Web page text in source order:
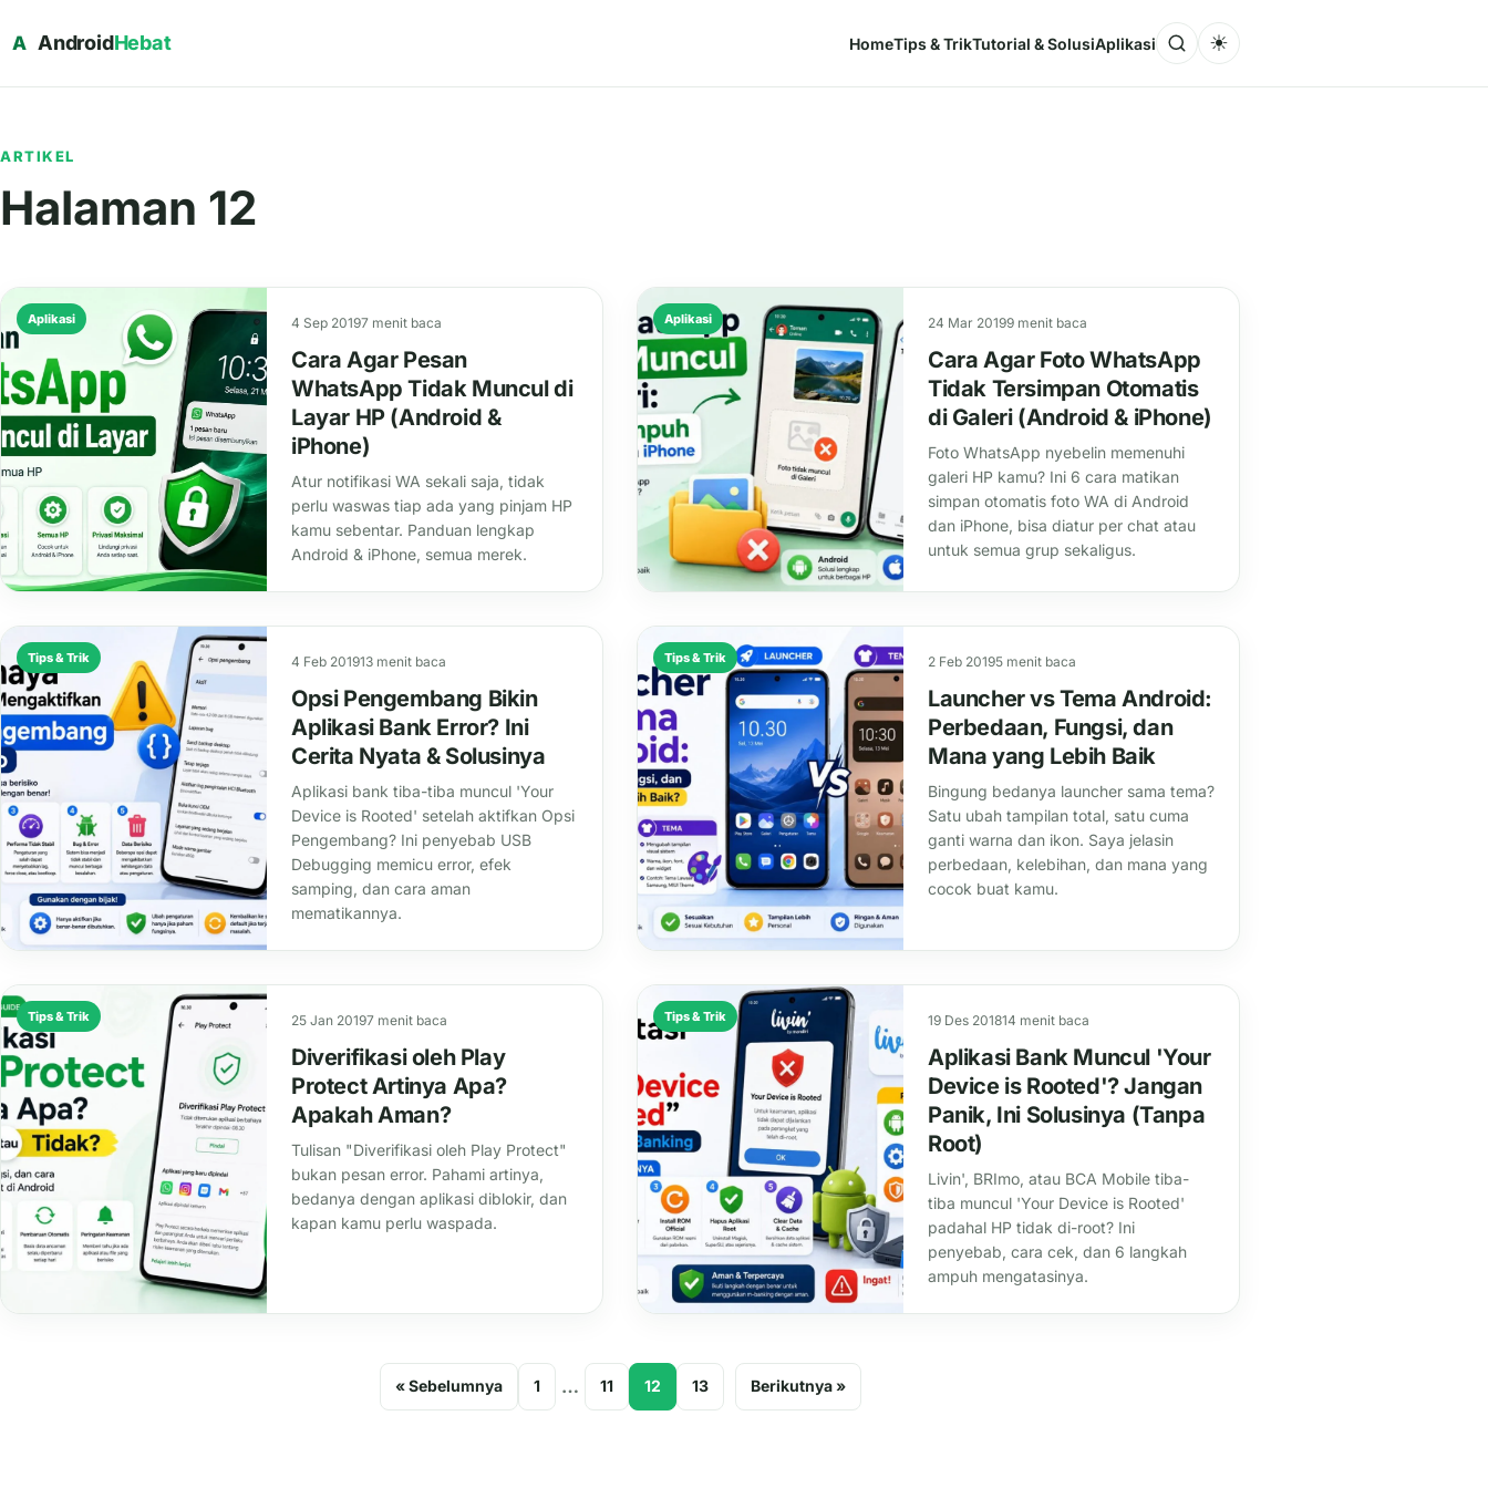
A AndroidHebat HomeTips & TrikTutorial & SolusiAplikasi ☀
ARTIKEL
Halaman 12
Aplikasi 4 Sep 20197 menit baca
Cara Agar Pesan
WhatsApp Tidak Muncul di
Layar HP (Android &
iPhone)
Atur notifikasi WA sekali saja, tidak
perlu waswas tiap ada yang pinjam HP
kamu sebentar. Panduan lengkap
Android & iPhone, semua merek.
Aplikasi 24 Mar 20199 menit baca
Cara Agar Foto WhatsApp
Tidak Tersimpan Otomatis
di Galeri (Android & iPhone)
Foto WhatsApp nyebelin memenuhi
galeri HP kamu? Ini 6 cara matikan
simpan otomatis foto WA di Android
dan iPhone, bisa diatur per chat atau
untuk semua grup sekaligus.
Tips & Trik 4 Feb 201913 menit baca
Opsi Pengembang Bikin
Aplikasi Bank Error? Ini
Cerita Nyata & Solusinya
Aplikasi bank tiba-tiba muncul 'Your
Device is Rooted' setelah aktifkan Opsi
Pengembang? Ini penyebab USB
Debugging memicu error, efek
samping, dan cara aman
mematikannya.
Tips & Trik 2 Feb 20195 menit baca
Launcher vs Tema Android:
Perbedaan, Fungsi, dan
Mana yang Lebih Baik
Bingung bedanya launcher sama tema?
Satu ubah tampilan total, satu cuma
ganti warna dan ikon. Saya jelasin
perbedaan, kelebihan, dan mana yang
cocok buat kamu.
Tips & Trik 25 Jan 20197 menit baca
Diverifikasi oleh Play
Protect Artinya Apa?
Apakah Aman?
Tulisan "Diverifikasi oleh Play Protect"
bukan pesan error. Pahami artinya,
bedanya dengan aplikasi diblokir, dan
kapan kamu perlu waspada.
Tips & Trik 19 Des 201814 menit baca
Aplikasi Bank Muncul 'Your
Device is Rooted'? Jangan
Panik, Ini Solusinya (Tanpa
Root)
Livin', BRImo, atau BCA Mobile tiba-
tiba muncul 'Your Device is Rooted'
padahal HP tidak di-root? Ini
penyebab, cara cek, dan 6 langkah
ampuh mengatasinya.
« Sebelumnya 1 … 11 12 13 Berikutnya »